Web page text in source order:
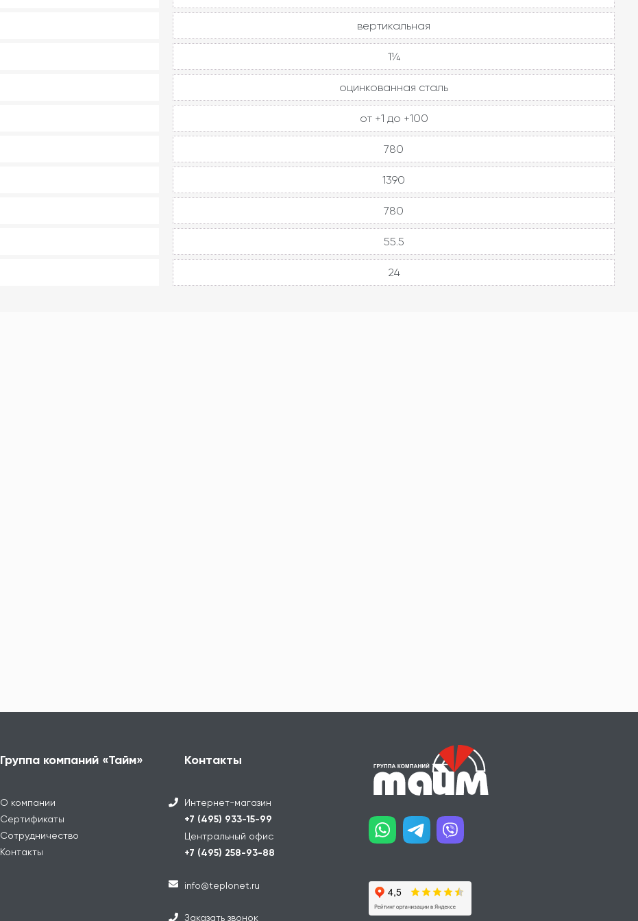
вертикальная
1¼
оцинкованная сталь
от +1 до +100
780
1390
780
55.5
24
Группа компаний «Тайм»
О компании
Сертификаты
Сотрудничество
Контакты
Контакты
Интернет-магазин
+7 (495) 933-15-99
Центральный офис
+7 (495) 258-93-88
info@teplonet.ru
Заказать звонок